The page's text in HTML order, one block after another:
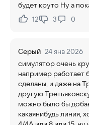
будет круто Ну а
Нравится:
12Не нравится:
3 0
Серый 24 янв 2026
симулятор очень
например работает
сделаны, и даже на
другую
можно было бы
какаянибудь линия,